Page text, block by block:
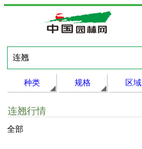
种类 规格 区域
连翘行情
全部